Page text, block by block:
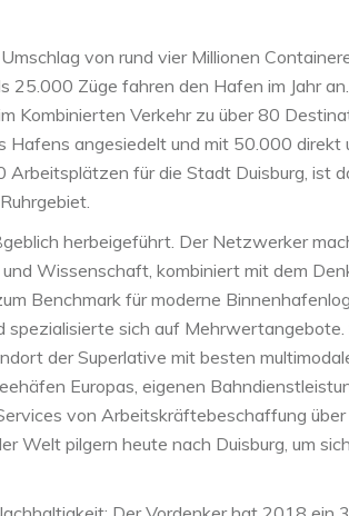
von rund vier Millionen
25.000 Züge fahren den Hafen im Jahr
Kombinierten Verkehr zu über 80
Hafens angesiedelt und mit 50.000 direkt
für die Stadt Duisburg, ist
herbeigeführt. Der Netzwerker
Wissenschaft, kombiniert mit dem
Benchmark für moderne
sich auf
der Superlative mit besten
Europas, eigenen
von Arbeitskräftebeschaffung
Welt pilgern heute nach Duisburg, um